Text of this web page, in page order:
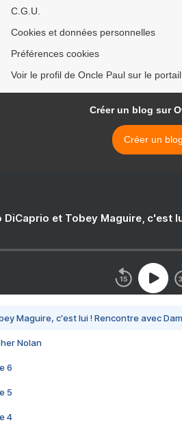
C.G.U.
Cookies et données personnelles
Préférences cookies
Voir le profil de Oncle Paul sur le
Créer un blog sur
Créer un blog
DiCaprio et Tobey Maguire, c'est
Maguire, c'est lui ! Rencontre avec
Nolan
6
5
4